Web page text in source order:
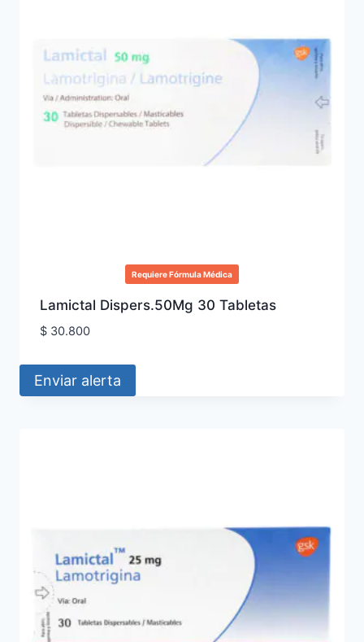
Requiere Fórmula Médica
Lamictal Dispers.50Mg 30 Tabletas
$30.800
Enviar alerta